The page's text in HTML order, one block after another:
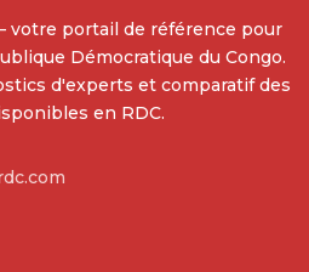
votre portail de référence pour
Démocratique du Congo.
d'experts et comparatif des
en RDC.